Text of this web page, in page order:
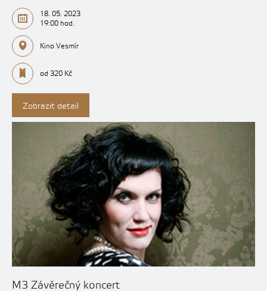
18. 05. 2023
19:00 hod.
Kino Vesmír
od 320 Kč
Zobrazit detail
M3 Závěrečný koncert